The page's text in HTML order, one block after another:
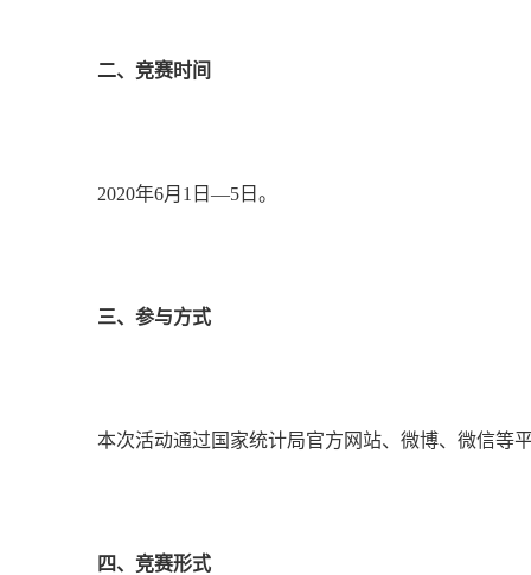
二、竞赛时间
2020年6月 1 日—5 日。
三、参与方式
本次活动通过国家统计局官方网站、微博、微信等
四、竞赛形式